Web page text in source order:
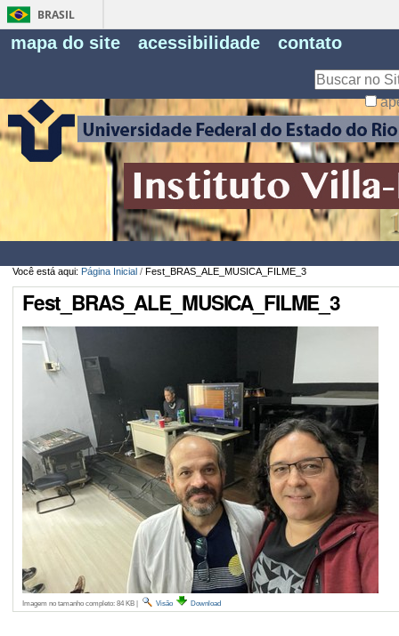
BRASIL
mapa do site acessibilidade contato
Você está aqui: Página Inicial / Fest_BRAS_ALE_MUSICA_FILME_3
Fest_BRAS_ALE_MUSICA_FILME_3
Imagem no tamanho completo: 84 KB| Visão Download